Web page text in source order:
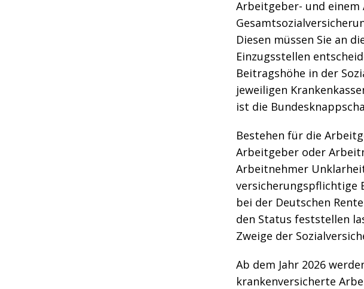
Arbeitgeber- und
Diesen müssen Sie an
Einzugsstellen
Beitragshöhe in der
jeweiligen
ist die
Bestehen für die
Arbeitgeber oder
Arbeitnehmer
versicherungspflichtige
bei der Deutschen
den Status feststellen
Zweige der
Ab dem Jahr 2026
krankenversicherte